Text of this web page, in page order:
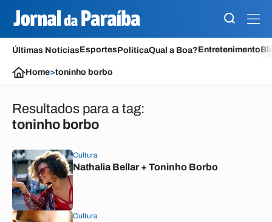
Últimas NotíciasEsportesPolíticaQual a Boa?Entretenimento
Home>toninho borbo
Resultados para a tag:
toninho borbo
Cultura
Nathalia Bellar + Toninho Borbo
Cultura